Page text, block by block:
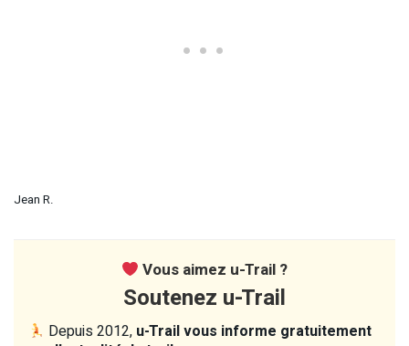
Jean R.
Vous aimez u-Trail ?
Soutenez u-Trail
Depuis 2012, u-Trail vous informe gratuitement